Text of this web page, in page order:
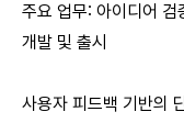
주요 업무: 아이디어
개발 및 출시
사용자 피드백 기반의